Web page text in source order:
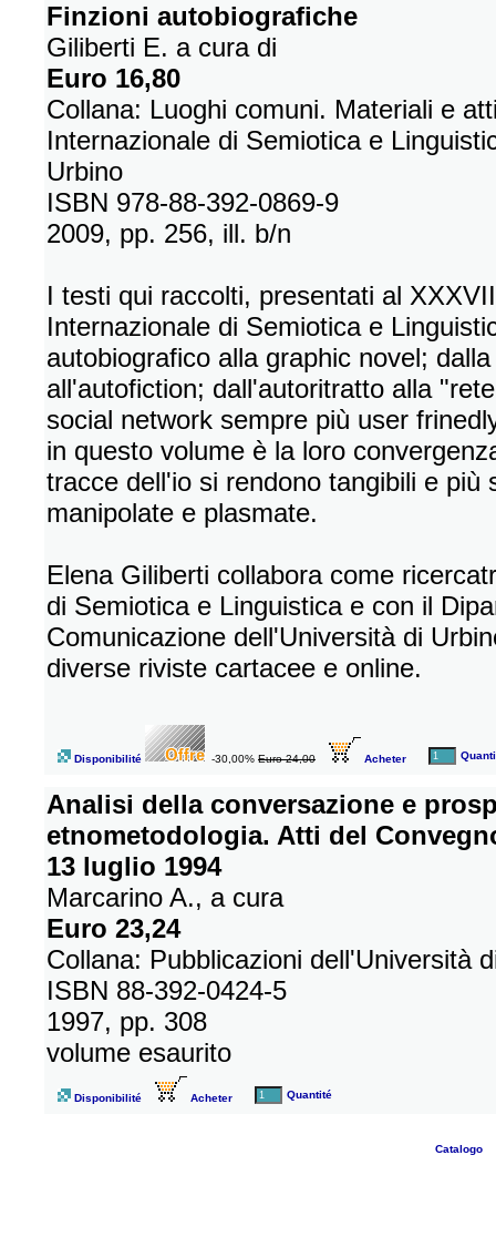
Finzioni autobiografiche
Giliberti E. a cura di
Euro 16,80
Collana: Luoghi comuni. Materiali e
Internazionale di Semiotica e
Urbino
ISBN 978-88-392-0869-9
2009, pp. 256, ill. b/n
I testi qui raccolti, presentati al
Internazionale di Semiotica e
autobiografico alla graphic novel;
all'autofiction; dall'autoritratto alla
social network sempre più user
in questo volume è la loro
tracce dell'io si rendono tangibili e
manipolate e plasmate.
Elena Giliberti collabora come
di Semiotica e Linguistica e con il
Comunicazione dell'Università di
diverse riviste cartacee e online.
Disponibilité -30,00% Euro 24,00 Acheter
Analisi della conversazione e
etnometodologia. Atti del
13 luglio 1994
Marcarino A., a cura
Euro 23,24
Collana: Pubblicazioni dell'Università
ISBN 88-392-0424-5
1997, pp. 308
volume esaurito
Disponibilité Acheter Quantité
Catalogo